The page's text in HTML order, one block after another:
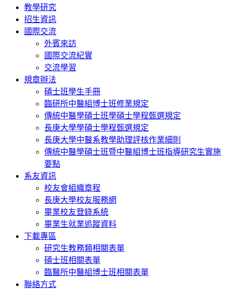
教學研究
招生資訊
國際交流
外賓來訪
國際交流紀實
交流學習
規章辦法
碩士班學生手冊
臨研所中醫組博士班修業規定
傳統中醫學碩士班學碩士學程甄選規定
長庚大學學碩士學程甄選規定
長庚大學中醫系教學助理評核作業細則
傳統中醫學碩士班暨中醫組博士班指導研究生實施
要點
系友資訊
校友會組織章程
長庚大學校友服務網
畢業校友登錄系統
畢業生就業追蹤資料
下載專區
研究生教務類相關表單
碩士班相關表單
臨醫所中醫組博士班相關表單
聯絡方式